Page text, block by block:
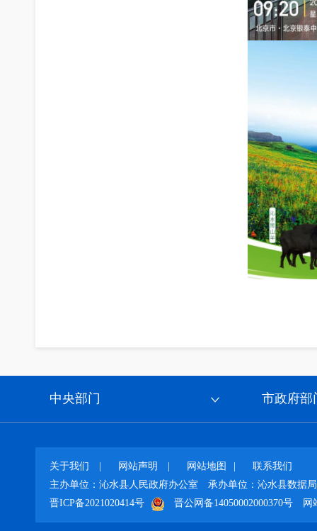
中央部门 市政府部
关于我们 网站声明 网站地图
联系我们
主办单位：沁水县人民政府办公室
承办单位：沁水县数据局
晋ICP备2021020414号
晋公网备14050002000370号 网